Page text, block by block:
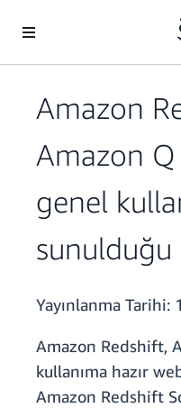
Amazon
Amazon
genel
Yayınlanma Tarihi:
Amazon Redshift,
kullanıma hazır
Amazon Redshift